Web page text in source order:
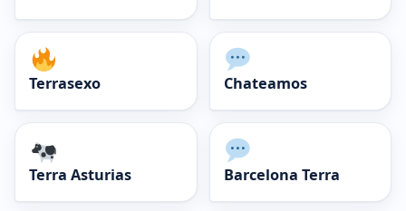
Terrasexo Chateamos
Terra Asturias Barcelona Terra